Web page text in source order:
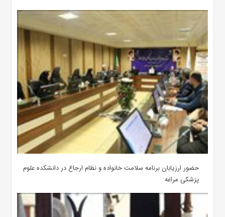
حضور ارزیابان برنامه سلامت خانواده و نظام ارجاع در دانشکده علوم
پزشکی مراغه